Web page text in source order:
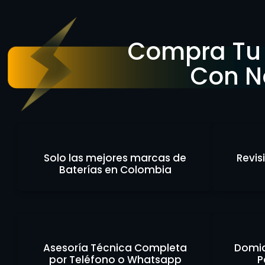
Compra
Con
Solo las mejores marcas de
Baterías en Colombia
Asesoría Técnica Completa
por Teléfono o Whatsapp